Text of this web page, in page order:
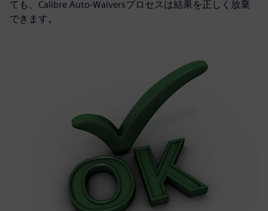
ても、Calibre Auto-Waiversプロセスは結果を正しく放棄
できます。